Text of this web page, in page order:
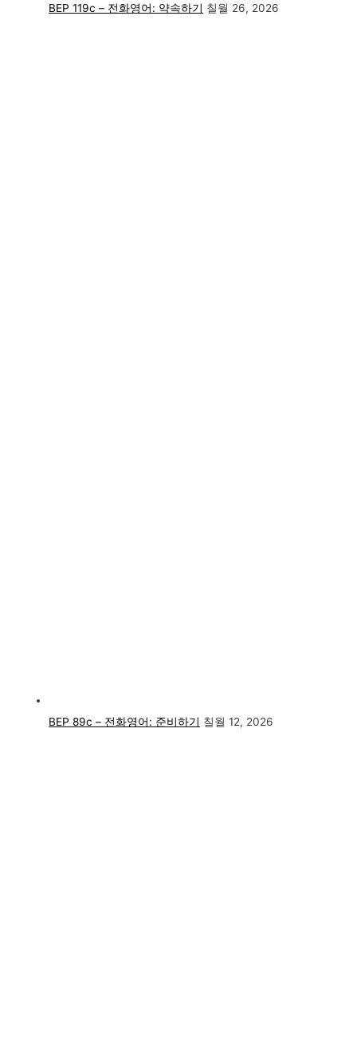
BEP 119c – 전화영어: 약속하기 칠월 26, 2026
BEP 89c – 전화영어: 준비하기 칠월 12, 2026